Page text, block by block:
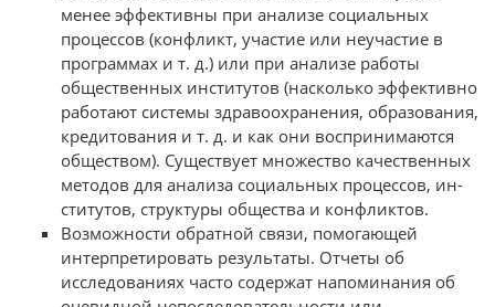
менее эффектив­ны при анализе социальных
процессов (конфликт, участие или неучастие в
программах и т. д.) или при анализе работы
общественных институтов (насколько эффективно
работают системы здравоохранения, образования,
кредитования и т. д. и как они воспринимаются
обществом). Существует множество качественных
методов для анализа социальных процессов, ин­
ститутов, структуры общества и конфликтов.
Возможности обратной связи, помогающей
интерпретировать ре­зультаты. Отчеты об
исследованиях часто содержат напоминания об